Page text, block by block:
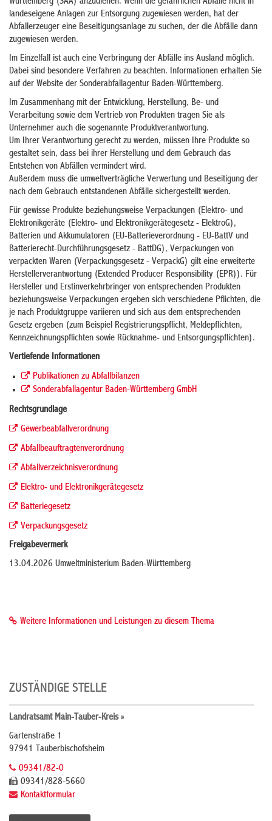
landeseigene Anlagen zur Entsorgung zugewiesen werden, hat der
Abfallerzeuger eine Beseitigungsanlage zu suchen, der die Abfälle dann
zugewiesen werden.
Im Einzelfall ist auch eine Verbringung der Abfälle ins Ausland möglich.
Dabei sind besondere Verfahren zu beachten. Informationen erhalten Sie
auf der Website der Sonderabfallagentur Baden-Württemberg.
Im Zusammenhang mit der Entwicklung, Herstellung, Be- und
Verarbeitung sowie dem Vertrieb von Produkten tragen Sie als
Unternehmer auch die sogenannte Produktverantwortung.
Um Ihrer Verantwortung gerecht zu werden, müssen Ihre Produkte so
gestaltet sein, dass bei ihrer Herstellung und dem Gebrauch das
Entstehen von Abfällen vermindert wird.
Außerdem muss die umweltverträgliche Verwertung und Beseitigung der
nach dem Gebrauch entstandenen Abfälle sichergestellt werden.
Für gewisse Produkte beziehungsweise Verpackungen (Elektro- und
Elektronikgeräte (Elektro- und Elektronikgerätegesetz - ElektroG),
Batterien und Akkumulatoren (EU-Batterieverordnung - EU-BattV und
Batterierecht-Durchführungsgesetz - BattDG), Verpackungen von
verpackten Waren (Verpackungsgesetz - VerpackG) gilt eine erweiterte
Herstellerverantwortung (Extended Producer Responsibility (EPR)). Für
Hersteller und Erstinverkehrbringer von entsprechenden Produkten
beziehungsweise Verpackungen ergeben sich verschiedene Pflichten, die
je nach Produktgruppe variieren und sich aus dem entsprechenden
Gesetz ergeben (zum Beispiel Registrierungspflicht, Meldepflichten,
Kennzeichnungspflichten sowie Rücknahme- und Entsorgungspflichten).
Vertiefende Informationen
Publikationen zu Abfallbilanzen
Sonderabfallagentur Baden-Württemberg GmbH
Rechtsgrundlage
Gewerbeabfallverordnung
Abfallbeauftragtenverordnung
Abfallverzeichnisverordnung
Elektro- und Elektronikgerätegesetz
Batteriegesetz
Verpackungsgesetz
Freigabevermerk
13.04.2026 Umweltministerium Baden-Württemberg
Weitere Informationen und Leistungen zu diesem Thema
ZUSTÄNDIGE STELLE
Landratsamt Main-Tauber-Kreis »
Gartenstraße 1
97941 Tauberbischofsheim
09341/82-0
09341/828-5660
Kontaktformular